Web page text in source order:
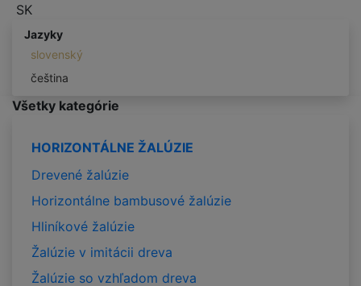
SK
Jazyky
slovenský
čeština
Všetky kategórie
HORIZONTÁLNE ŽALÚZIE
Drevené žalúzie
Horizontálne bambusové žalúzie
Hliníkové žalúzie
Žalúzie v imitácii dreva
Žalúzie so vzhľadom dreva